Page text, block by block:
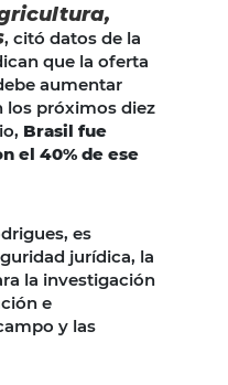
, citó datos de la
que la oferta
aumentar
los próximos diez
Brasil fue
el 40% de ese
es
jurídica, la
la investigación
e
y las